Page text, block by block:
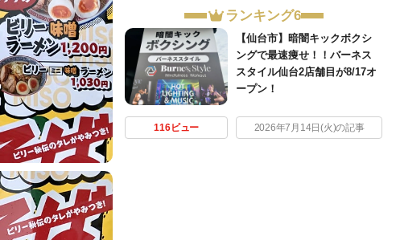
ランキング6
【仙台市】暗闇キックボクシ
ングで最速痩せ！！バーネス
スタイル仙台2店舗目が8/17オ
ープン！
116ビュー 2026年7月14日(火)の記事